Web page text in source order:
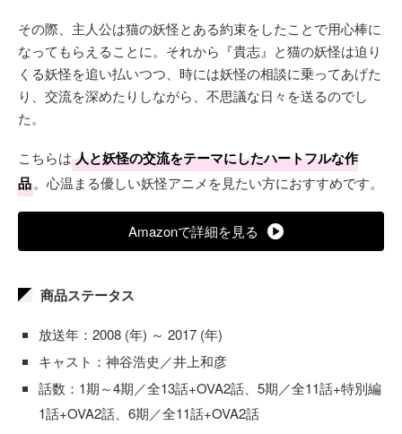
その際、主人公は猫の妖怪とある約束をしたことで用心棒に
なってもらえることに。それから『貴志』と猫の妖怪は迫り
くる妖怪を追い払いつつ、時には妖怪の相談に乗ってあげた
り、交流を深めたりしながら、不思議な日々を送るのでし
た。
こちらは 人と妖怪の交流をテーマにしたハートフルな作
品。心温まる優しい妖怪アニメを見たい方におすすめです。
Amazonで詳細を見る
商品ステータス
放送年：2008 (年) ～ 2017 (年)
キャスト：神谷浩史／井上和彦
話数：1期～4期／全13話+OVA2話、5期／全11話+特別編
1話+OVA2話、6期／全11話+OVA2話